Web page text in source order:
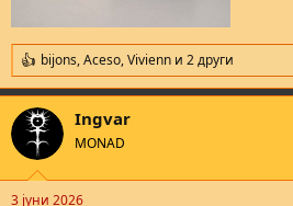
R
e
a
c
i
n
bijons,Aceso,Vivienn и 2 други
Ingvar
MONAD
3 јуни 2026